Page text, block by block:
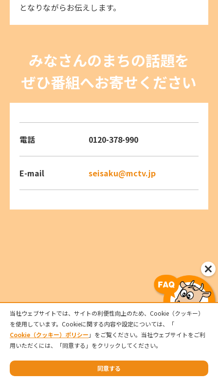
となりながらお伝えします。
みなさんのまちの話題を
ぜひ番組へお寄せください
電話 0120-378-990
E-mail seisaku@mctv.jp
サービス
当社ウェブサイトでは、サイトの利便性向上のため、Cookie（クッキー）
を使用しています。Cookieに関する内容や設定については、「
Cookie（クッキー）ポリシー 」をご覧ください。当社ウェブサイトをご利
用いただくには、「同意する」をクリックしてください。
同意する